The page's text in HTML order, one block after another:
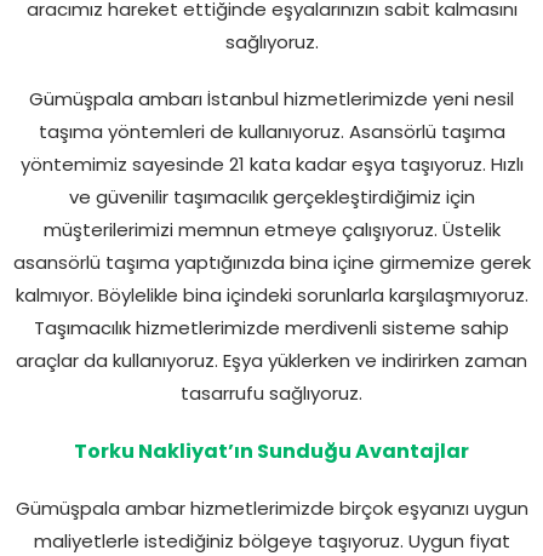
aracımız hareket ettiğinde eşyalarınızın sabit kalmasını
sağlıyoruz.
Gümüşpala ambarı İstanbul hizmetlerimizde yeni nesil
taşıma yöntemleri de kullanıyoruz. Asansörlü taşıma
yöntemimiz sayesinde 21 kata kadar eşya taşıyoruz. Hızlı
ve güvenilir taşımacılık gerçekleştirdiğimiz için
müşterilerimizi memnun etmeye çalışıyoruz. Üstelik
asansörlü taşıma yaptığınızda bina içine girmemize gerek
kalmıyor. Böylelikle bina içindeki sorunlarla karşılaşmıyoruz.
Taşımacılık hizmetlerimizde merdivenli sisteme sahip
araçlar da kullanıyoruz. Eşya yüklerken ve indirirken zaman
tasarrufu sağlıyoruz.
Torku Nakliyat’ın Sunduğu Avantajlar
Gümüşpala ambar hizmetlerimizde birçok eşyanızı uygun
maliyetlerle istediğiniz bölgeye taşıyoruz. Uygun fiyat